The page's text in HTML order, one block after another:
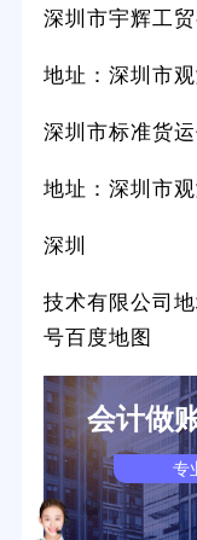
深圳市宇辉工
地址：深圳市
深圳市标准货
地址：深圳市
深圳
技术有限公司
号百度地图
会计做
专